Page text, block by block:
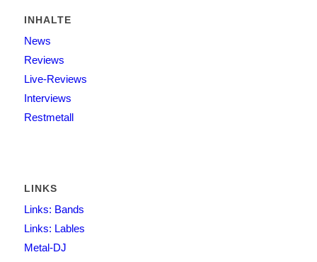
INHALTE
News
Reviews
Live-Reviews
Interviews
Restmetall
LINKS
Links: Bands
Links: Lables
Metal-DJ